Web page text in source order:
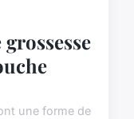
une forme de